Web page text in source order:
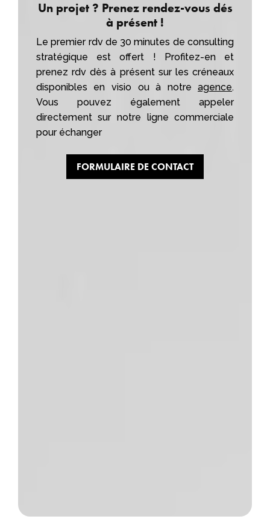
Un projet ? Prenez rendez-vous dés
à présent !
Le premier rdv de 30 minutes de consulting
stratégique est offert ! Profitez-en et
prenez rdv dès à présent sur les créneaux
disponibles en visio ou à notreagence.
Vous pouvez également appeler
directement sur notre ligne commerciale
pour échanger
FORMULAIRE DE CONTACT